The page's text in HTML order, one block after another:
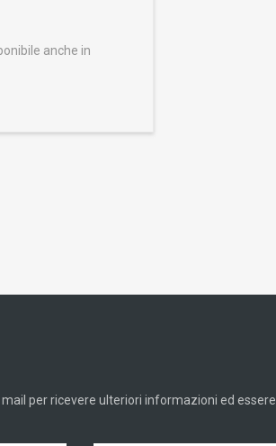
anche in
per ricevere ulteriori informazioni ed essere